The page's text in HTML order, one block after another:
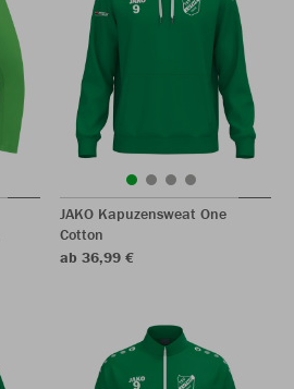
JAKO Kapuzensweat One
Cotton
ab 36,99 €